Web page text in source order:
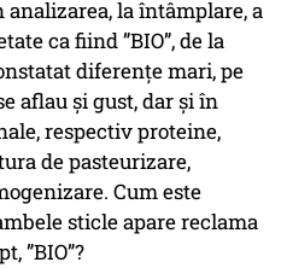
la întâmplare, a
ca fiind ”BIO”, de la
diferențe mari, pe
aflau și gust, dar și în
respectiv proteine,
de pasteurizare,
Cum este
sticle apare reclama
”BIO”?